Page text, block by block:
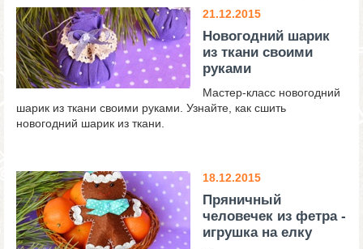
21.12.2015
Новогодний шарик
из ткани своими
руками
Мастер-класс новогодний
шарик из ткани своими руками. Узнайте, как сшить
новогодний шарик из ткани.
18.12.2015
Пряничный
человечек из фетра -
игрушка на елку